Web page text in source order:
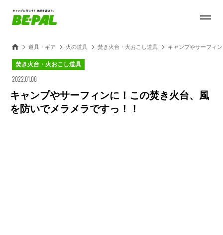
道具・ギア 火の道具 焚き火台・火おこし道具 キャンプやサーフィ
焚き火台・火おこし道具
2022.01.08
キャンプやサーフィンに！この焚き火台、風
を防いでメラメラですっ！！